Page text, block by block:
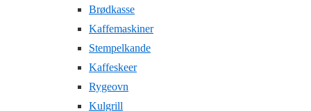
Brødkasse
Kaffemaskiner
Stempelkande
Kaffeskeer
Rygeovn
Kulgrill